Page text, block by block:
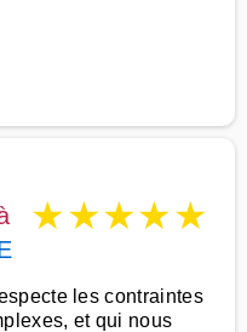
★★★★★
les contraintes
et qui nous